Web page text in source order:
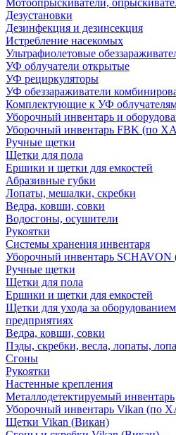
Мотоопрыскиватели,
Дезустановки
Дезинфекция и дезинсекция
Истребление насекомых
Ультрафиолетовые
УФ облучатели открытые
УФ рециркуляторы
УФ обеззараживатели
Комплектующие к УФ
Уборочный инвентарь и
Уборочный инвентарь FBK (по
Ручные щетки
Щетки для пола
Ершики и щетки для емкостей
Абразивные губки
Лопаты, мешалки, скребки
Ведра, ковши, совки
Водосгоны, осушители
Рукоятки
Системы хранения инвентаря
Уборочный инвентарь
Ручные щетки
Щетки для пола
Ершики и щетки для емкостей
Щетки для ухода за
предприятиях
Ведра, ковши, совки
Пэды, скребки, весла, лопаты,
Сгоны
Рукоятки
Настенные крепления
Металлодетектируемый инвентарь
Уборочный инвентарь Vikan (по
Щетки Vikan (Викан)